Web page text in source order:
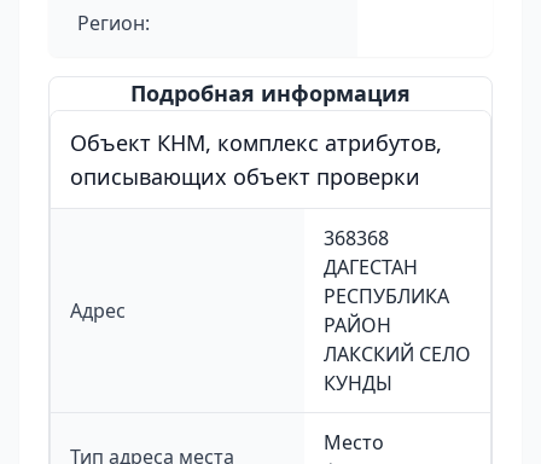
Регион:
Подробная информация
Объект КНМ, комплекс атрибутов,
описывающих объект проверки
Адрес
368368
ДАГЕСТАН
РЕСПУБЛИКА
РАЙОН
ЛАКСКИЙ СЕЛО
КУНДЫ
Тип адреса места
Место